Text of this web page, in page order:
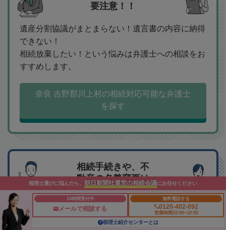
要注意！！
遺産分割協議がまとまらない！遺言書の内容に納得
できない！
相続放棄したい！という悩みは弁護士への相談をお
すすめします。
奈良 吉野郡川上村の相続対応可能な弁護士
を探す
相続手続きや、不
動産の名義変更は
司法書士へ
相続人調査や預貯金の解約手続き、不動産の名義変
更、相続放棄など、
税理士選びに悩んだら、 朝日新聞社運営の相続会議にお任せください
24時間受付中
メールで相談する
無料電話する
0120-402-092
営業時間10:00~19:00
税理士紹介センターとは